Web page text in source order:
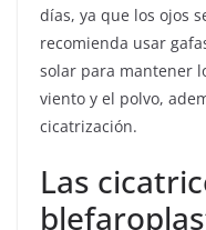
días, ya que los ojos
recomienda usar
solar para mantener
viento y el polvo,
cicatrización.
Las